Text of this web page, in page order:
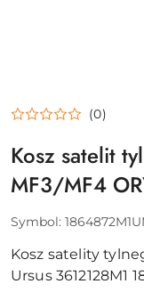
(0)
Kosz satelit
MF3/MF4
Symbol:
Kosz satelity
Ursus 3612128M1